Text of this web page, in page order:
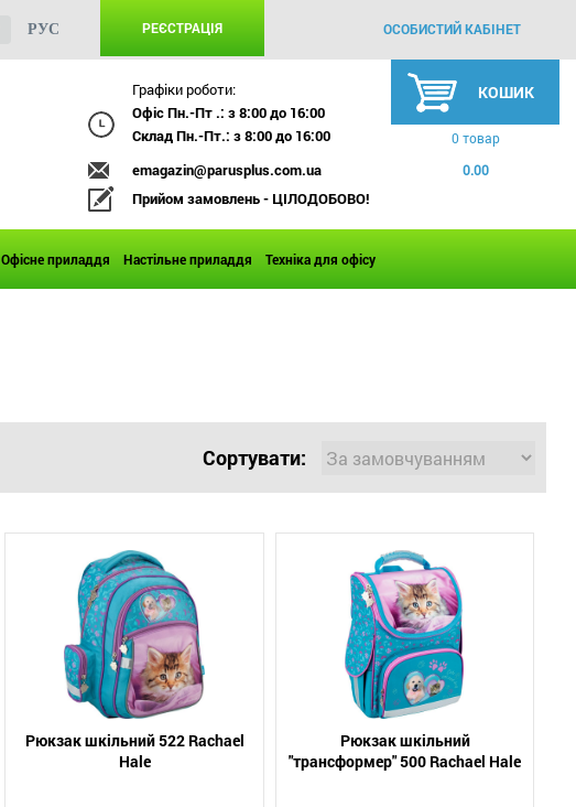
РЕЄСТРАЦІЯ ОСОБИСТИЙ КАБІНЕТ
РУС
Графіки роботи:
Офіс Пн.-Пт .: з 8:00 до 16:00
Склад Пн.-Пт.: з 8:00 до 16:00
emagazin@parusplus.com.ua
Прийом замовлень - ЦІЛОДОБОВО!
КОШИК
0 товар
0.00
Офісне приладдя Настільне приладдя Техніка для офісу
Сортувати:
Рюкзак шкільний 522 Rachael
Hale
Рюкзак шкільний
"трансформер" 500 Rachael Hale